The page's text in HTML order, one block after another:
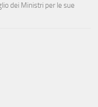
dei Ministri per le sue